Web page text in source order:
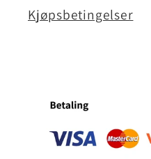
Kjøpsbetingelser